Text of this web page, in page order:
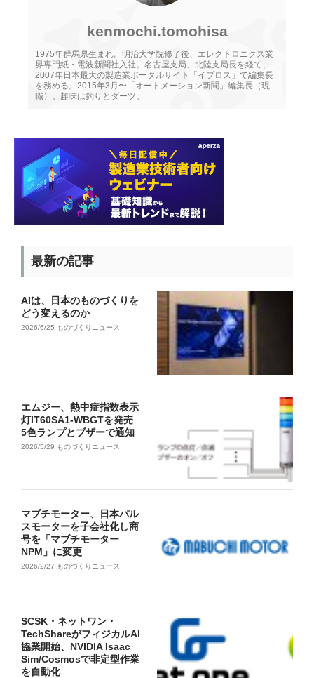
kenmochi.tomohisa
1975年群馬県生まれ。明治大学院修了後、エレクトロニクス業
界専門紙・電波新聞社入社。名古屋支局、北陸支局長を経て、
2007年日本最大の製造業ポータルサイト「イプロス」で編集長
を務める。2015年3月〜「オートメーション新聞」編集長（現
職）。趣味は釣りとダーツ。
最新の記事
AIは、日本のものづくりを
どう変えるのか
2026/6/25 ものづくりニュース
エムジー、熱中症指数表示
灯IT60SA1-WBGTを発売
5色ランプとブザーで通知
2026/5/29 ものづくりニュース
マブチモーター、日本パル
スモーターを子会社化し商
号を「マブチモーター
NPM」に変更
2026/2/27 ものづくりニュース
SCSK・ネットワン・
TechShareがフィジカルAI
協業開始、NVIDIA Isaac
Sim/Cosmosで非定型作業
を自動化